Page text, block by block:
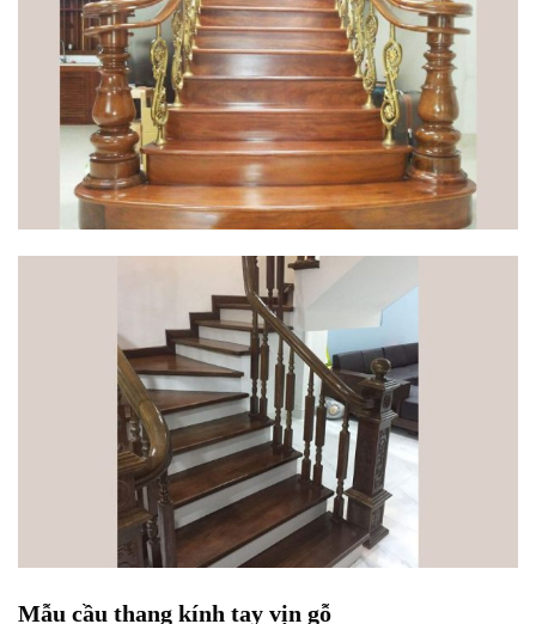
Mẫu cầu thang kính tay vịn gỗ